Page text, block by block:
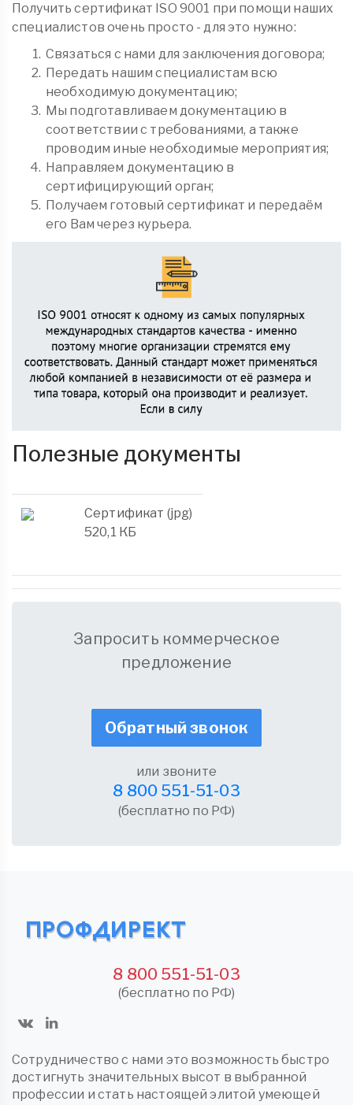
Получить сертификат ISO 9001 при помощи наших
специалистов очень просто - для это нужно:
Связаться с нами для заключения договора;
Передать нашим специалистам всю
необходимую документацию;
Мы подготавливаем документацию в
соответствии с требованиями, а также
проводим иные необходимые мероприятия;
Направляем документацию в
сертифицирующий орган;
Получаем готовый сертификат и передаём
его Вам через курьера.
Полезные документы
Сертификат (jpg)
520,1 КБ
Запросить коммерческое
предложение
Обратный звонок
или звоните
8 800 551-51-03
(бесплатно по РФ)
8 800 551-51-03
(бесплатно по РФ)
Сотрудничество с нами это возможность быстро
достигнуть значительных высот в выбранной
профессии и стать настоящей элитой умеющей